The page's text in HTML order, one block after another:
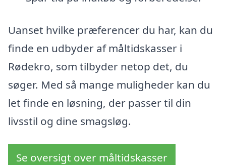
Uanset hvilke præferencer du har, kan du
finde en udbyder af måltidskasser i
Rødekro, som tilbyder netop det, du
søger. Med så mange muligheder kan du
let finde en løsning, der passer til din
livsstil og dine smagsløg.
Se oversigt over måltidskasser